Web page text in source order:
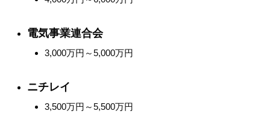
電気事業連合会
3,000万円～5,000万円
ニチレイ
3,500万円～5,500万円